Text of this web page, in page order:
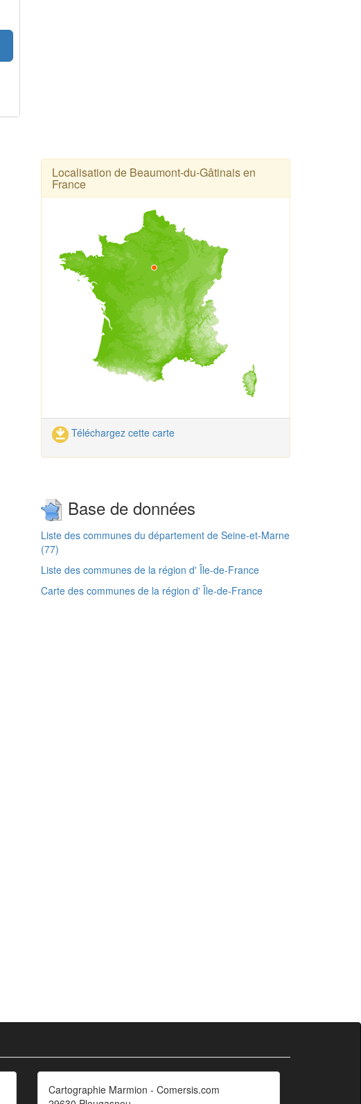
Localisation de Beaumont-du-Gâtinais en
France
Téléchargez cette carte
Base de données
Liste des communes du département de Seine-et-Marne
(77)
Liste des communes de la région d' Île-de-France
Carte des communes de la région d' Île-de-France
Cartographie Marmion - Comersis.com